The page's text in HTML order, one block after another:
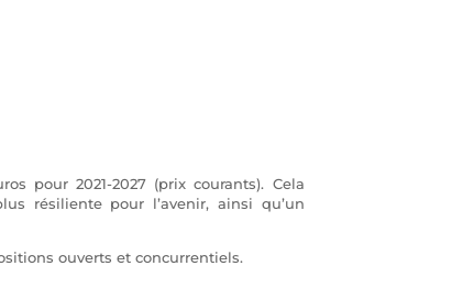
pour 2021-2027 (prix courants). Cela
résiliente pour l’avenir, ainsi qu’un
ouverts et concurrentiels.